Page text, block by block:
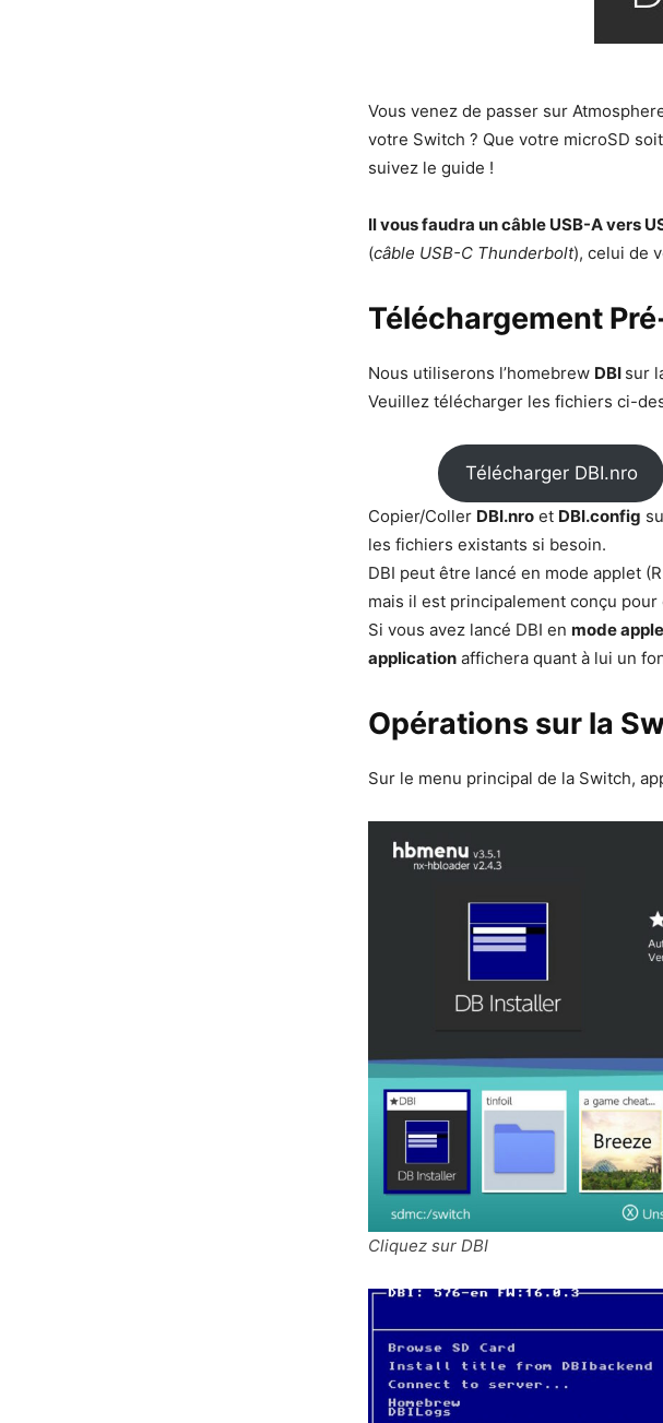
Vous venez de passer sur
votre Switch ? Que votre microSD
suivez le guide !
Il vous faudra un câble USB-A vers
(câble USB-C Thunderbolt), celui de
Téléchargement
Nous utiliserons l’homebrew DBI sur
Veuillez télécharger les fichiers ci-
Télécharger DBI.nro
Copier/Coller DBI.nro et DBI.config
les fichiers existants si besoin.
DBI peut être lancé en mode applet
mais il est principalement conçu
Si vous avez lancé DBI en mode
application affichera quant à lui un
Opérations sur la
Sur le menu principal de la Switch,
Cliquez sur DBI